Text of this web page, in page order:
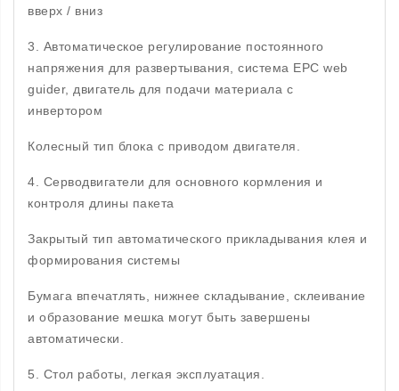
вверх / вниз
3. Автоматическое регулирование постоянного
напряжения для развертывания, система EPC web
guider, двигатель для подачи материала с
инвертором
Колесный тип блока с приводом двигателя.
4. Серводвигатели для основного кормления и
контроля длины пакета
Закрытый тип автоматического прикладывания клея и
формирования системы
Бумага впечатлять, нижнее складывание, склеивание
и образование мешка могут быть завершены
автоматически.
5. Стол работы, легкая эксплуатация.